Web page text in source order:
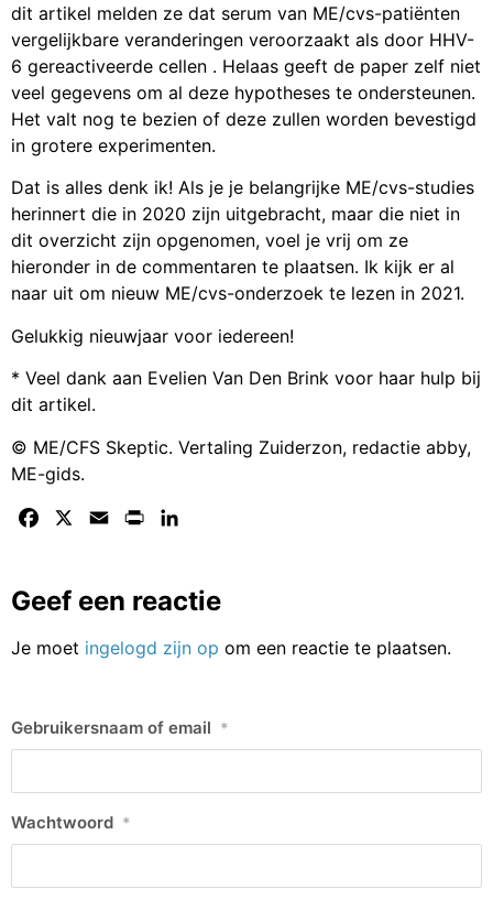
dit artikel melden ze dat serum van ME/cvs-patiënten
vergelijkbare veranderingen veroorzaakt als door HHV-
6 gereactiveerde cellen . Helaas geeft de paper zelf niet
veel gegevens om al deze hypotheses te ondersteunen.
Het valt nog te bezien of deze zullen worden bevestigd
in grotere experimenten.
Dat is alles denk ik! Als je je belangrijke ME/cvs-studies
herinnert die in 2020 zijn uitgebracht, maar die niet in
dit overzicht zijn opgenomen, voel je vrij om ze
hieronder in de commentaren te plaatsen. Ik kijk er al
naar uit om nieuw ME/cvs-onderzoek te lezen in 2021.
Gelukkig nieuwjaar voor iedereen!
* Veel dank aan Evelien Van Den Brink voor haar hulp bij
dit artikel.
© ME/CFS Skeptic. Vertaling Zuiderzon, redactie abby,
ME-gids.
Facebook Email Print
Geef een reactie
Je moet ingelogd zijn op om een reactie te plaatsen.
Gebruikersnaam of email *
Wachtwoord *